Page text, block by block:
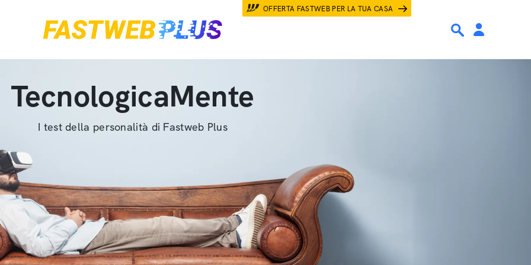
OFFERTA FASTWEB PER LA TUA CASA
TecnologicaMente
I test della personalità di Fastweb Plus